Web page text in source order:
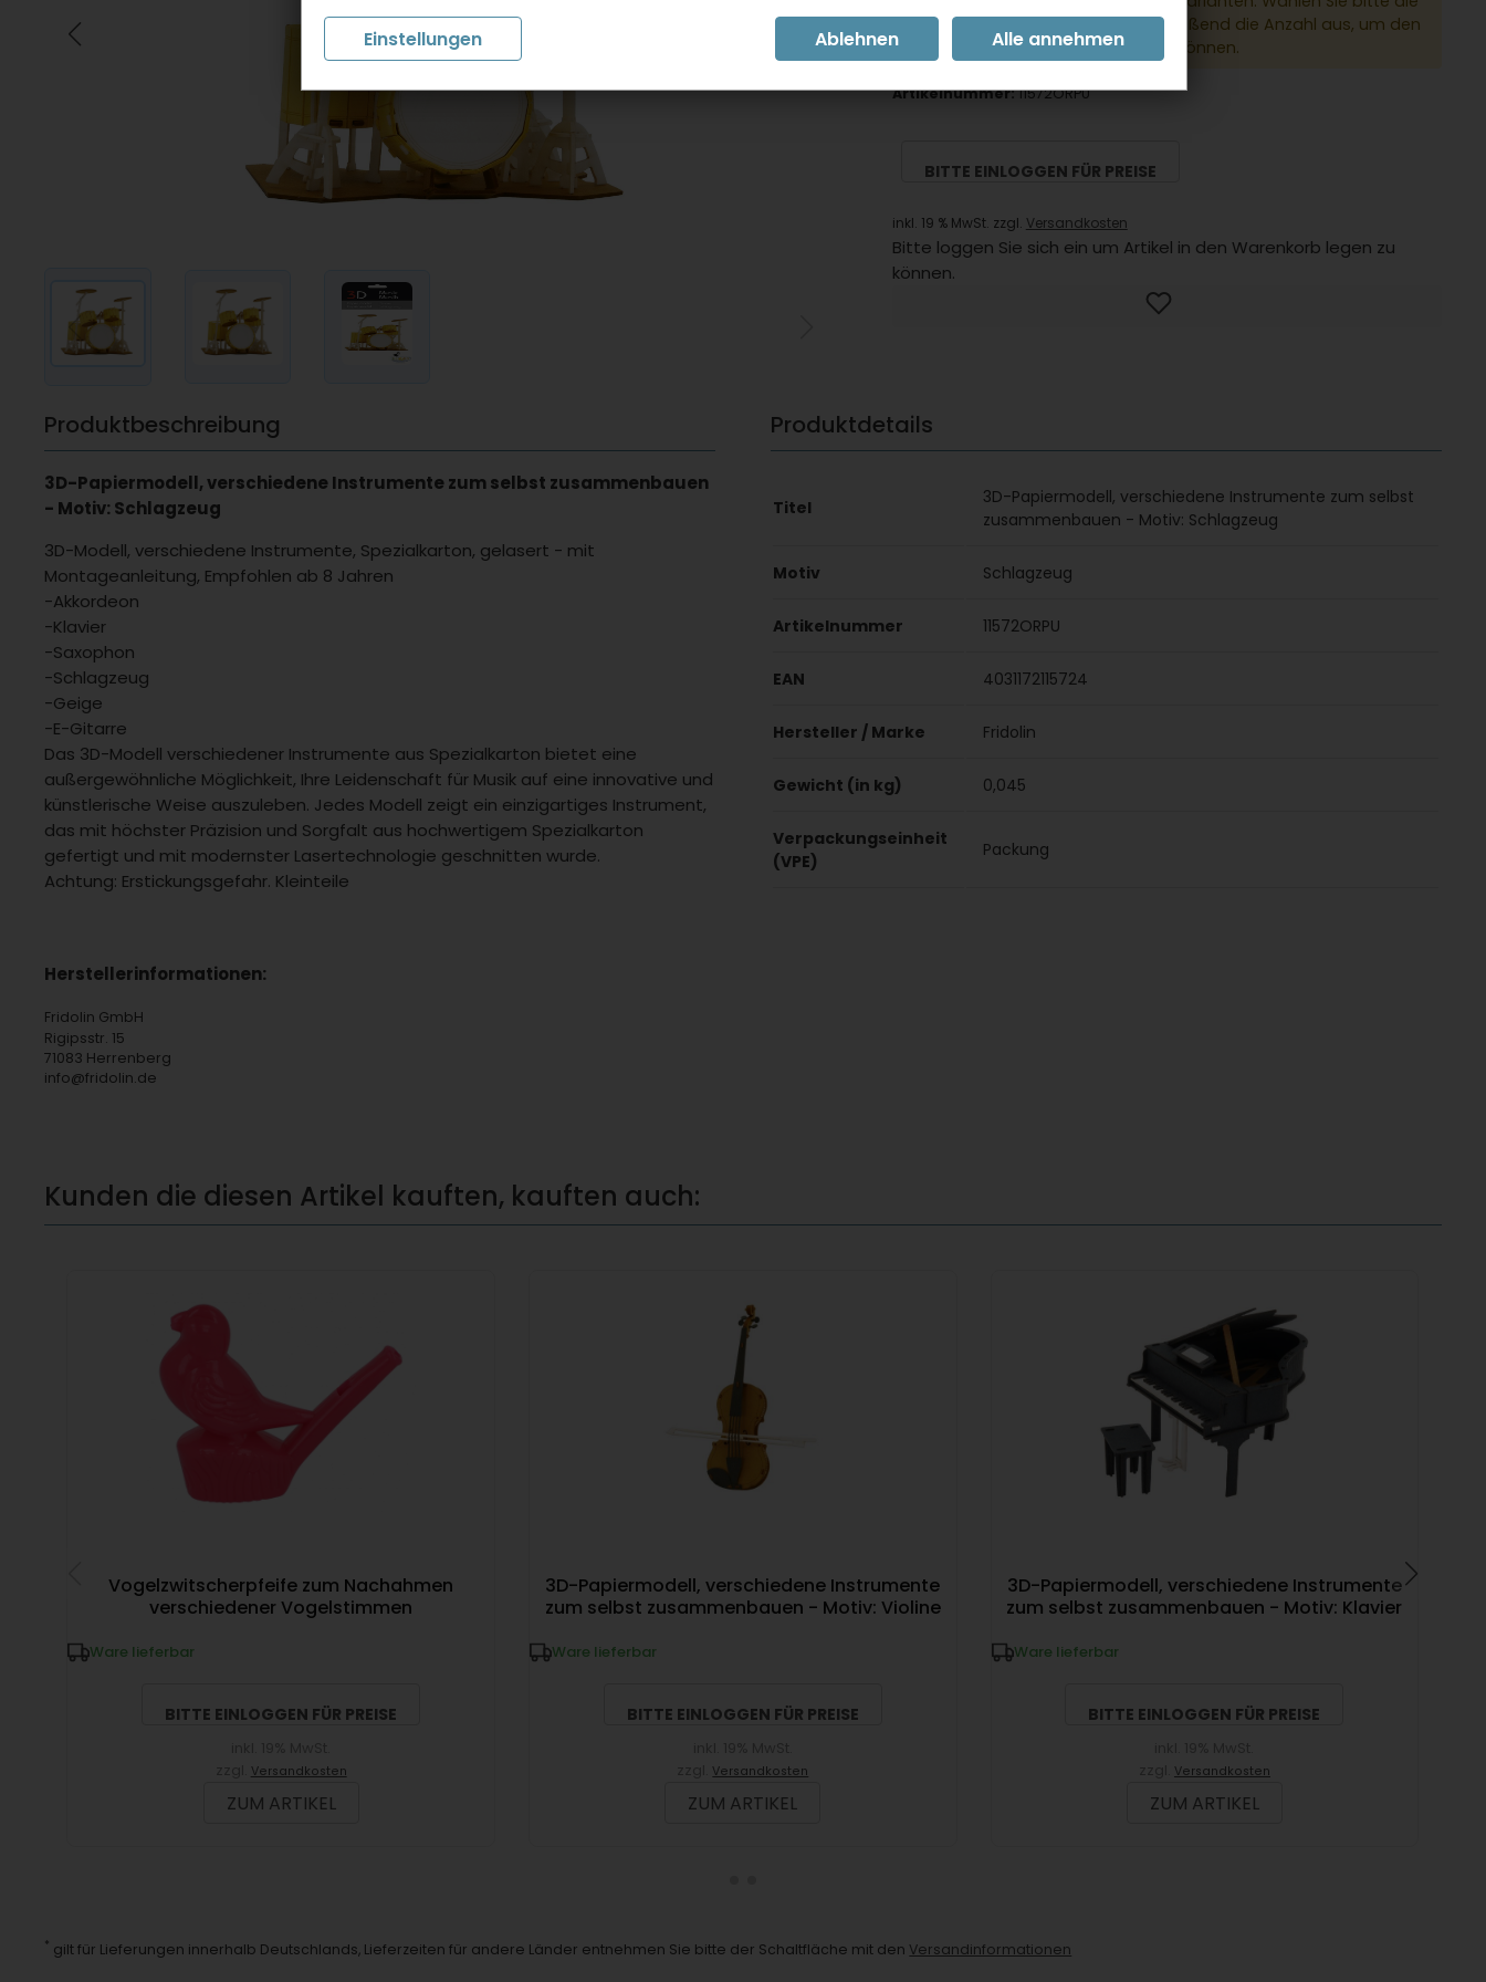
gewünschte Variante und anschließend die Anzahl aus, um den
Artikel in den Warenkorb legen zu können.
Artikelnummer:11572ORPU
BITTE EINLOGGEN FÜR PREISE
inkl. 19 % MwSt. zzgl. Versandkosten
Bitte loggen Sie sich ein um Artikel in den Warenkorb legen zu
können.
Produktbeschreibung
3D-Papiermodell, verschiedene Instrumente zum selbst zusammenbauen
- Motiv: Schlagzeug
3D-Modell, verschiedene Instrumente, Spezialkarton, gelasert - mit
Montageanleitung, Empfohlen ab 8 Jahren
-Akkordeon
-Klavier
-Saxophon
-Schlagzeug
-Geige
-E-Gitarre
Das 3D-Modell verschiedener Instrumente aus Spezialkarton bietet eine
außergewöhnliche Möglichkeit, Ihre Leidenschaft für Musik auf eine innovative und
künstlerische Weise auszuleben. Jedes Modell zeigt ein einzigartiges Instrument,
das mit höchster Präzision und Sorgfalt aus hochwertigem Spezialkarton
gefertigt und mit modernster Lasertechnologie geschnitten wurde.
Achtung: Erstickungsgefahr. Kleinteile
Herstellerinformationen:
Fridolin GmbH
Rigipsstr. 15
71083 Herrenberg
info@fridolin.de
Produktdetails
Titel
3D-Papiermodell, verschiedene Instrumente zum selbst
zusammenbauen - Motiv: Schlagzeug
Motiv Schlagzeug
Artikelnummer 11572ORPU
EAN 4031172115724
Hersteller / Marke Fridolin
Gewicht (in kg) 0,045
Verpackungseinheit
(VPE)
Packung
Kunden die diesen Artikel kauften, kauften auch:
Vogelzwitscherpfeife zum Nachahmen
verschiedener Vogelstimmen
Ware lieferbar
BITTE EINLOGGEN FÜR PREISE
Versandkosten
ZUM ARTIKEL
3D-Papiermodell, verschiedene Instrumente
zum selbst zusammenbauen - Motiv: Violine
Ware lieferbar
BITTE EINLOGGEN FÜR PREISE
Versandkosten
ZUM ARTIKEL
3D-Papiermodell, verschiedene Instrumente
zum selbst zusammenbauen - Motiv: Klavier
Ware lieferbar
BITTE EINLOGGEN FÜR PREISE
Versandkosten
ZUM ARTIKEL
* gilt für Lieferungen innerhalb Deutschlands, Lieferzeiten für andere Länder entnehmen Sie bitte der Schaltfläche mit den Versandinformationen
Einstellungen